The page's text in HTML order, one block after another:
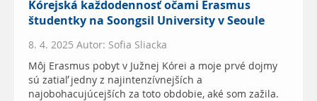
Kórejská každodennosť očami Erasmus
študentky na Soongsil University v Seoule
8. 4. 2025 Autor: Sofia Sliacka
Môj Erasmus pobyt v Južnej Kórei a moje prvé dojmy
sú zatiaľ jedny z najintenzívnejších a
najobohacujúcejších za toto obdobie, aké som zažila.